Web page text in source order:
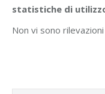
statistiche di
Non vi sono